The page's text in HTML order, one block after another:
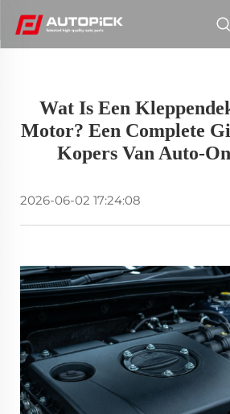
Wat Is Een
Motor? Een Complete
Kopers Van Auto-
2026-06-02 17:24:08